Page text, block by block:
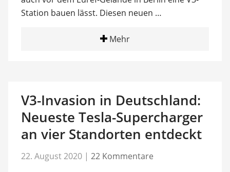
Station bauen lässt. Diesen neuen …
Mehr
V3-Invasion in Deutschland:
Neueste Tesla-Supercharger
an vier Standorten entdeckt
22. August 2020 | 22 Kommentare